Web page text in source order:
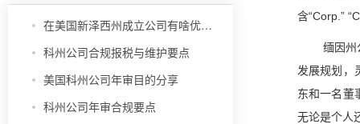
在美国新泽西州成立公司有啥优势？
科州公司合规报税与维护要点
美国科州公司年审目的分享
科州公司年审合规要点
含“Corp.”
缅因州
发展规划，
东和一名董
无论是个人